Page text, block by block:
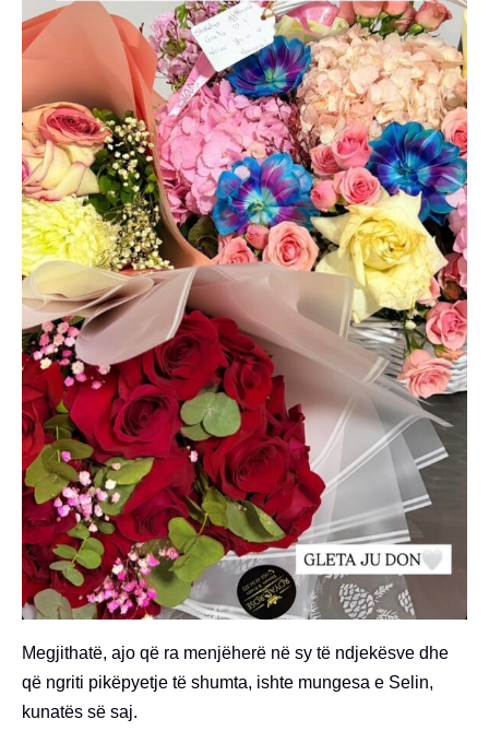
Megjithatë, ajo që ra menjëherë në sy të ndjekësve dhe
që ngriti pikëpyetje të shumta, ishte mungesa e Selin,
kunatës së saj.